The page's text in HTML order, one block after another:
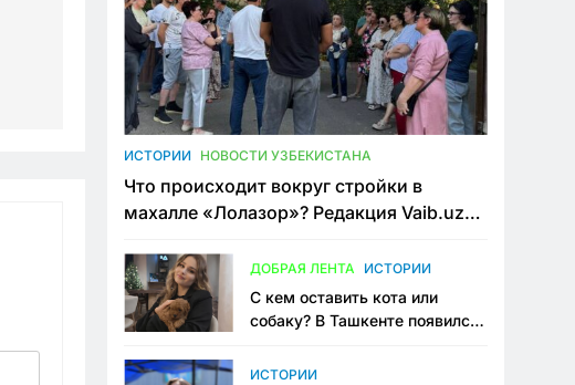
ИСТОРИИ НОВОСТИ УЗБЕКИСТАНА
Что происходит вокруг стройки в
махалле «Лолазор»? Редакция Vaib.uz
конфликта
ДОБРАЯ ЛЕНТА ИСТОРИИ
С кем оставить кота или
собаку? В Ташкенте появился
ИСТОРИИ